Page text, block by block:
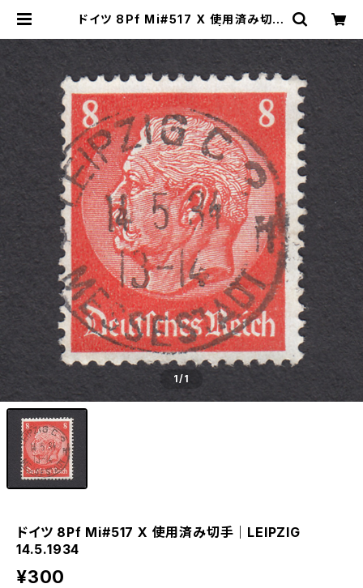
ドイツ 8Pf Mi#517 X 使用済み切手
ンプのネットショップ | Young Sta
1/1
ドイツ 8Pf Mi#517 X 使用済み切手｜LEIPZIG
14.5.1934
¥300